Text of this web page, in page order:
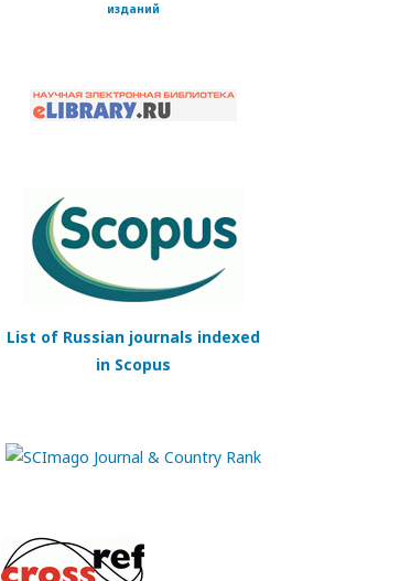
изданий
List of Russian journals indexed
in Scopus